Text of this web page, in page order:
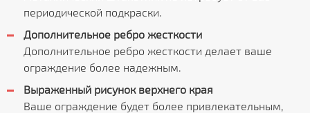
периодической подкраски.
Дополнительное ребро жесткости
Дополнительное ребро жесткости делает ваше
ограждение более надежным.
Выраженный рисунок верхнего края
Ваше ограждение будет более привлекательным,